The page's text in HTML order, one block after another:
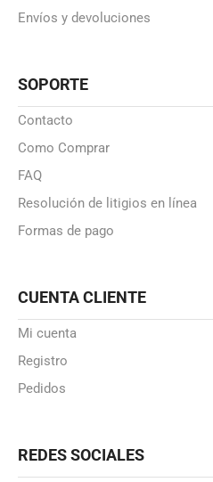
Envíos y devoluciones
SOPORTE
Contacto
Como Comprar
FAQ
Resolución de litigios en línea
Formas de pago
CUENTA CLIENTE
Mi cuenta
Registro
Pedidos
REDES SOCIALES